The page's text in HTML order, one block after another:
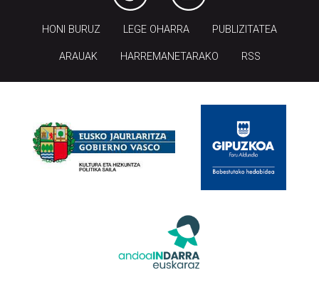
HONI BURUZ LEGE OHARRA PUBLIZITATEA
ARAUAK HARREMANETARAKO RSS